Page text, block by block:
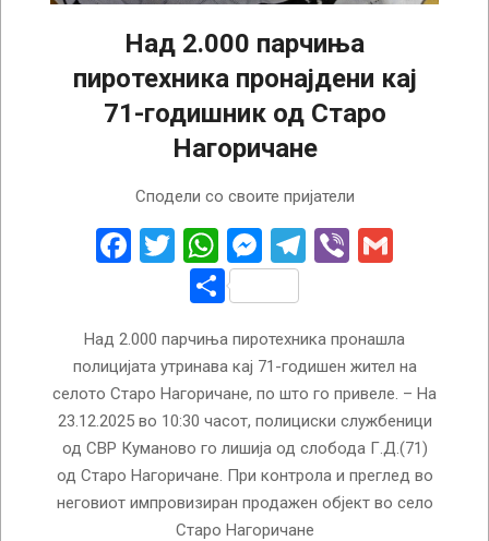
Над 2.000 парчиња
пиротехника пронајдени кај
71-годишник од Старо
Нагоричане
Сподели со своите пријатели
Facebook
Twitter
WhatsApp
Messenger
Telegram
Viber
Share
Над 2.000 парчиња пиротехника пронашла
полицијата утринава кај 71-годишен жител на
селото Старо Нагоричане, по што го привеле. – На
23.12.2025 во 10:30 часот, полициски службеници
од СВР Куманово го лишија од слобода Г.Д.(71)
од Старо Нагоричане. При контрола и преглед во
неговиот импровизиран продажен објект во село
Старо Нагоричане